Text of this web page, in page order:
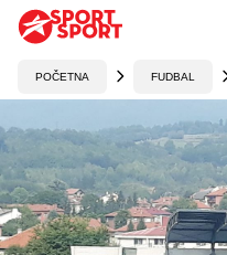
POČETNA FUDBAL